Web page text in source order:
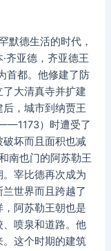
默德生活的时代，
齐亚德，齐亚德王
首都。他修建了防
大清真寺并扩建
，城市到纳贾王
）时遭受了
坏而且面积也减
南也门的阿苏勒王
宰比德再次成为
世界而且跨越了
阿苏勒王朝也是
喷泉和道路。他
这个时期的建筑